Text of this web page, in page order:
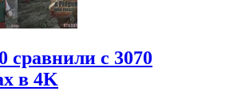
сравнили с 3070
в 4K